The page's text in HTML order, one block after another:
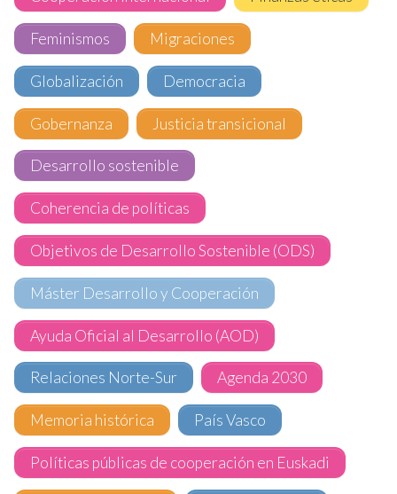
Feminismos Migraciones
Globalización Democracia
Gobernanza Justicia transicional
Desarrollo sostenible
Coherencia de políticas
Objetivos de Desarrollo Sostenible (ODS)
Máster Desarrollo y Cooperación
Ayuda Oficial al Desarrollo (AOD)
Relaciones Norte-Sur Agenda 2030
Memoria histórica País Vasco
Políticas públicas de cooperación en Euskadi